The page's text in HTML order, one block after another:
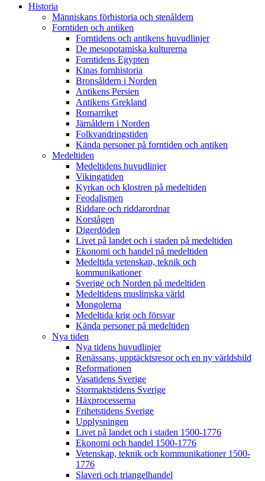
Historia
Människans förhistoria och stenåldern
Forntiden och antiken
Forntidens och antikens huvudlinjer
De mesopotamiska kulturerna
Forntidens Egypten
Kinas fornhistoria
Bronsåldern i Norden
Antikens Persien
Antikens Grekland
Romarriket
Järnåldern i Norden
Folkvandringstiden
Kända personer på forntiden och antiken
Medeltiden
Medeltidens huvudlinjer
Vikingatiden
Kyrkan och klostren på medeltiden
Feodalismen
Riddare och riddarordnar
Korstågen
Digerdöden
Livet på landet och i staden på medeltiden
Ekonomi och handel på medeltiden
Medeltida vetenskap, teknik och
kommunikationer
Sverige och Norden på medeltiden
Medeltidens muslimska värld
Mongolerna
Medeltida krig och försvar
Kända personer på medeltiden
Nya tiden
Nya tidens huvudlinjer
Renässans, upptäcktsresor och en ny världsbild
Reformationen
Vasatidens Sverige
Stormaktstidens Sverige
Häxprocesserna
Frihetstidens Sverige
Upplysningen
Livet på landet och i staden 1500-1776
Ekonomi och handel 1500-1776
Vetenskap, teknik och kommunikationer 1500-
1776
Slaveri och triangelhandel